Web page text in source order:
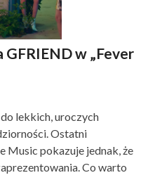
w „Fever
lekkich, uroczych
Ostatni
Music pokazuje jednak, że
Co warto